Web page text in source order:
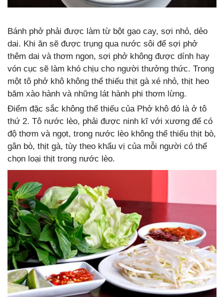
Bánh phở phải được làm từ bột gạo cay, sợi nhỏ, dẻo
dai. Khi ăn sẽ được trụng qua nước sôi để sợi phở
thêm dai và thơm ngon, sợi phở không được dính hay
vón cục sẽ làm khó chịu cho người thưởng thức. Trong
một tô phở khô không thể thiếu thịt gà xé nhỏ, thịt heo
băm xào hành và những lát hành phi thơm lừng.
Điểm đặc sắc không thể thiếu của Phở khô đó là ở tô
thứ 2. Tô nước lèo, phải được ninh kĩ với xương để có
độ thơm và ngọt, trong nước lèo không thể thiếu thịt bò,
gân bò, thịt gà, tùy theo khẩu vị của mỗi người có thể
chọn loại thịt trong nước lèo.